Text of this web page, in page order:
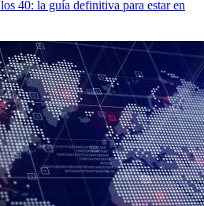
40: la guía definitiva para estar en